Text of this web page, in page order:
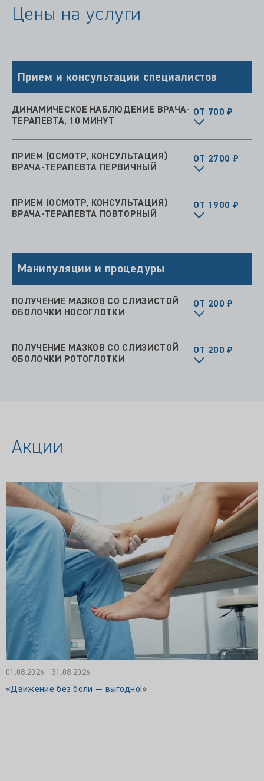
Цены на услуги
Прием и консультации специалистов
ДИНАМИЧЕСКОЕ НАБЛЮДЕНИЕ ВРАЧА-
ТЕРАПЕВТА, 10 МИНУТ
ОТ 700 ₽
ПРИЕМ (ОСМОТР, КОНСУЛЬТАЦИЯ)
ВРАЧА-ТЕРАПЕВТА ПЕРВИЧНЫЙ
ОТ 2700 ₽
ПРИЕМ (ОСМОТР, КОНСУЛЬТАЦИЯ)
ВРАЧА-ТЕРАПЕВТА ПОВТОРНЫЙ
ОТ 1900 ₽
Манипуляции и процедуры
ПОЛУЧЕНИЕ МАЗКОВ СО СЛИЗИСТОЙ
ОБОЛОЧКИ НОСОГЛОТКИ
ОТ 200 ₽
ПОЛУЧЕНИЕ МАЗКОВ СО СЛИЗИСТОЙ
ОБОЛОЧКИ РОТОГЛОТКИ
ОТ 200 ₽
Акции
01.08.2026 - 31.08.2026
«Движение без боли — выгодно!»